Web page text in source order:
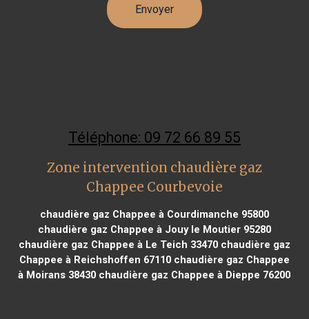
Téléphone: 09 72 66 89 55
Zone intervention chaudière gaz
Chappee Courbevoie
chaudière gaz Chappee à Courdimanche 95800
chaudière gaz Chappee à Jouy le Moutier 95280
chaudière gaz Chappee à Le Teich 33470chaudière gaz
Chappee à Reichshoffen 67110chaudière gaz Chappee
à Moirans 38430 chaudière gaz Chappee à Dieppe 76200